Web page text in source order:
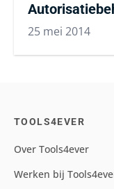
25 mei 2014
TOOLS4EVER
Over Tools4ever
Werken bij